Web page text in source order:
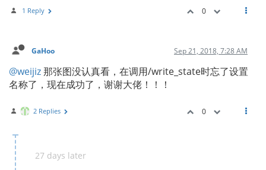
1 Reply 0
GaHoo Sep 21, 2018, 7:28 AM
@weijiz那张图没认真看，在调用/write_state时忘了设置
名称了，现在成功了，谢谢大佬！！！
2 Replies 0
27 days later